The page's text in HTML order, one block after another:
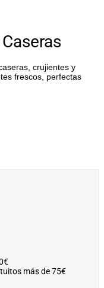
crujientes y
frescos, perfectas
más de 75€